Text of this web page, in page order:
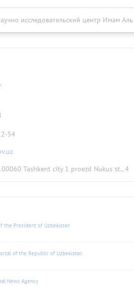
исследовательский центр Имам
54
Tashkent city 1 proezd Nukus st., 4
the President of Uzbekistan
of the Republic of Uzbekistan
News Agency